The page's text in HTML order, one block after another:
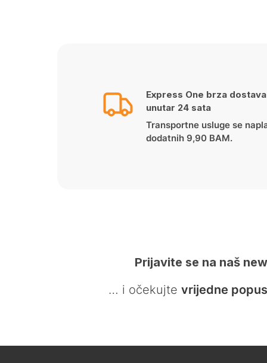
Express One brza dostava
unutar 24 sata
Transportne usluge se
dodatnih 9,90 BAM.
Prijavite se na naš
… i očekujte vrijedne